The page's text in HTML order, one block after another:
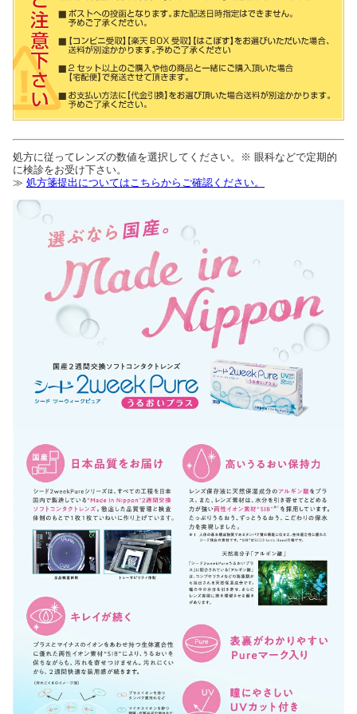
処方に従ってレンズの数値を選択してください。※ 眼科などで定期的
に検診をお受け下さい。
≫ 処方箋提出についてはこちらからご確認ください。